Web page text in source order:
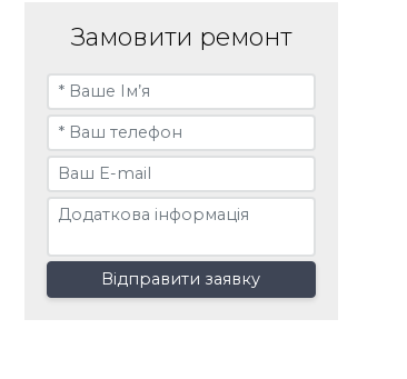
Замовити ремонт
Відправити заявку